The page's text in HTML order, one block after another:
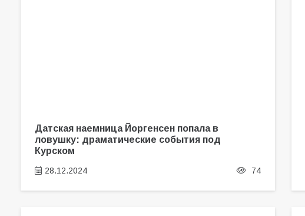
Датская наемница Йоргенсен попала в
ловушку: драматические события под
Курском
28.12.2024 74